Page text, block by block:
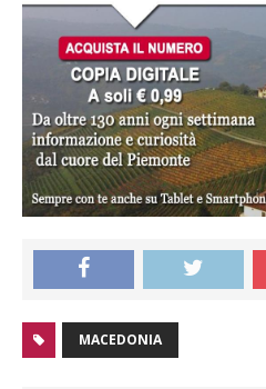
MACEDONIA